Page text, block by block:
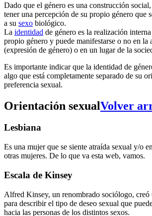
Dado que el género es una construcción
tener una percepción de su propio género que
a su sexo biológico.
La identidad de género es la realización
propio género y puede manifestarse o no en la
(expresión de género) o en un lugar de la
Es importante indicar que la identidad de
algo que está completamente separado de su
preferencia sexual.
Orientación sexualVolver
Lesbiana
Es una mujer que se siente atraída sexual y/o
otras mujeres. De lo que va esta web, vamos.
Escala de Kinsey
Alfred Kinsey, un renombrado sociólogo, creó
para describir el tipo de deseo sexual que
hacia las personas de los distintos sexos.